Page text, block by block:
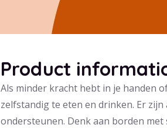
Product
Als minder kracht hebt in je handen
zelfstandig te eten en drinken. Er
ondersteunen. Denk aan borden